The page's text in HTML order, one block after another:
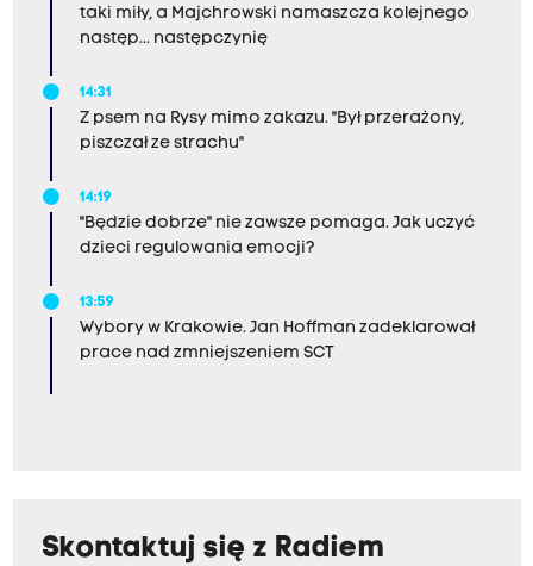
taki miły, a Majchrowski namaszcza kolejnego
następ... następczynię
14:31
Z psem na Rysy mimo zakazu. "Był przerażony,
piszczał ze strachu"
14:19
"Będzie dobrze" nie zawsze pomaga. Jak uczyć
dzieci regulowania emocji?
13:59
Wybory w Krakowie. Jan Hoffman zadeklarował
prace nad zmniejszeniem SCT
Skontaktuj się z Radiem